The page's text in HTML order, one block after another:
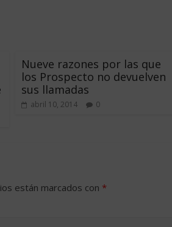
Nueve razones por las que
los Prospecto no devuelven
sus llamadas
abril 10, 2014 0
están marcados con *